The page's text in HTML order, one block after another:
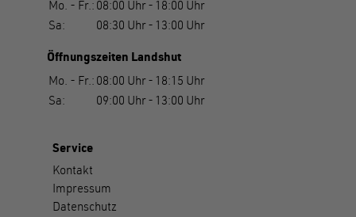
Mo. - Fr.: 08:00 Uhr - 18:00 Uhr
Sa:
08:30 Uhr - 13:00 Uhr
Öffnungszeiten Landshut
Mo. - Fr.: 08:00 Uhr - 18:15 Uhr
Sa:
09:00 Uhr - 13:00 Uhr
Service
Kontakt
Impressum
Datenschutz